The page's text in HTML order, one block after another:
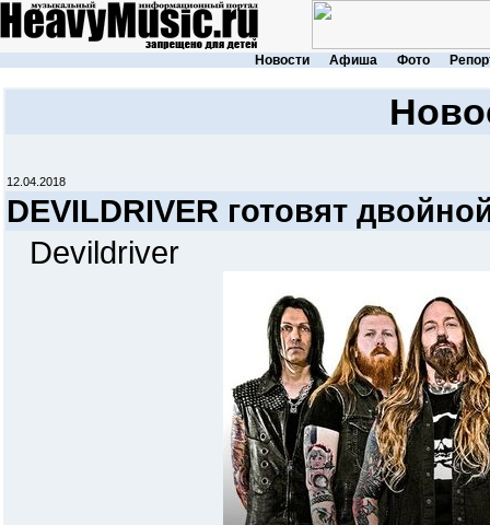
Новости Афиша Фото
12.04.2018
DEVILDRIVER готовят
Devildriver